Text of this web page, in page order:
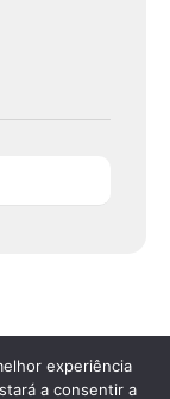
experiência
a consentir a